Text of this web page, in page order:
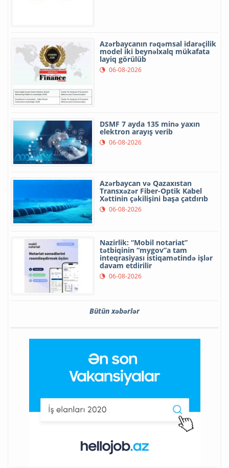
Azərbaycanın rəqəmsal idarəçilik
model iki beynəlxalq mükafata
layiq görülüb
06-08-2026
DSMF 7 ayda 135 minə yaxın
elektron arayış verib
06-08-2026
Azərbaycan və Qazaxıstan
Transxəzər Fiber-Optik Kabel
Xəttinin çəkilişini başa çatdırıb
06-08-2026
Nazirlik: “Mobil notariat”
tətbiqinin “mygov”a tam
inteqrasiyası istiqamətində işlər
davam etdirilir
06-08-2026
Bütün xəbərlər